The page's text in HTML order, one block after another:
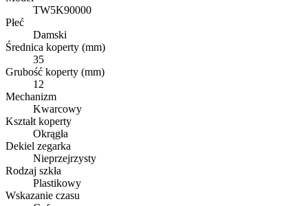
TW5K90000
Płeć
Damski
Średnica koperty (mm)
35
Grubość koperty (mm)
12
Mechanizm
Kwarcowy
Kształt koperty
Okrągła
Dekiel zegarka
Nieprzejrzysty
Rodzaj szkła
Plastikowy
Wskazanie czasu